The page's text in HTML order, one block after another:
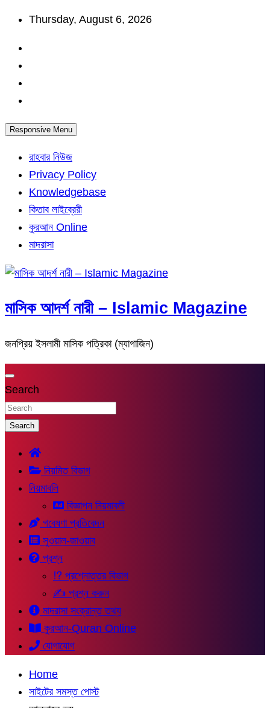
Skip
content
Thursday, August 6, 2026
Responsive Menu
রাহবার নিউজ
Privacy Policy
Knowledgebase
কিতাব লাইব্রেরী
কুরআন Online
মাদরাসা
মাসিক আদর্শ নারী – Islamic Magazine
জনপ্রিয় ইসলামী মাসিক পত্রিকা (ম্যাগাজিন)
Search
Search
নিয়মিত বিভাগ
নিয়মাবলি
বিজ্ঞাপন নিয়মাবলী
গবেষণা প্রতিবেদন
সুওয়াল-জাওয়াব
প্রশ্ন
⁉ প্রশ্নোত্তর বিভাগ
✍ প্রশ্ন করুন
মাদরাসা সংক্রান্ত তথ্য
কুরআন-Quran Online
যোগাযোগ
Home
সাইটের সমস্ত পোস্ট